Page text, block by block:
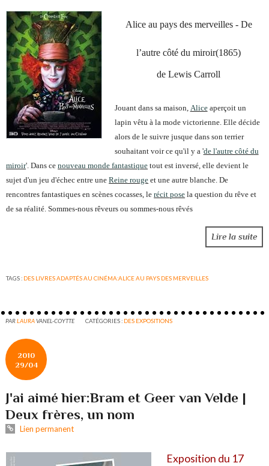
Alice au pays des merveilles - De
l’autre côté du miroir(1865)
de Lewis Carroll
Jouant dans sa maison, Alice aperçoit un
lapin vêtu à la mode victorienne. Elle décide
alors de le suivre jusque dans son terrier
souhaitant voir ce qu'il y a 'de l'autre côté du
miroir'. Dans ce nouveau monde fantastique tout est inversé, elle devient le
sujet d'un jeu d'échec entre une Reine rouge et une autre blanche. De
rencontres fantastiques en scènes cocasses, le récit pose la question du rêve et
de sa réalité. Sommes-nous rêveurs ou sommes-nous rêvés
Lire la suite
TAGS : DES LIVRES ADAPTÉS AU CINÉMA:ALICE AU PAYS DES MERVEILLES
PARLAURAVANEL-COYTTE CATÉGORIES : DES EXPOSITIONS
2010
29/04
J'ai aimé hier:Bram et Geer van Velde |
Deux frères, un nom
Lien permanent
Exposition du 17